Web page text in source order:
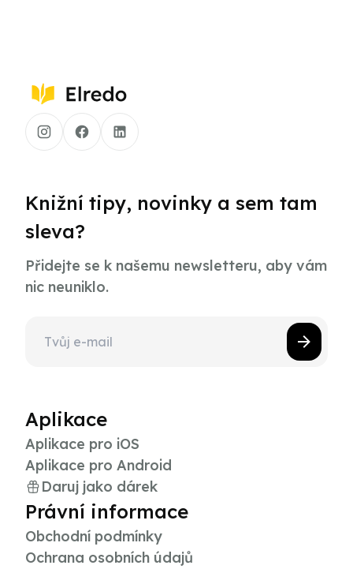
Knižní tipy, novinky a sem tam
sleva?
Přidejte se k našemu newsletteru, aby vám
nic neuniklo.
Aplikace
Aplikace pro iOS
Aplikace pro Android
Daruj jako dárek
Právní informace
Obchodní podmínky
Ochrana osobních údajů